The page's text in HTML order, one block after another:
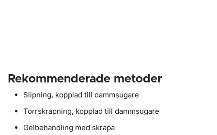
Rekommenderade metoder
Slipning, kopplad till dammsugare
Torrskrapning, kopplad till dammsugare
Gelbehandling med skrapa